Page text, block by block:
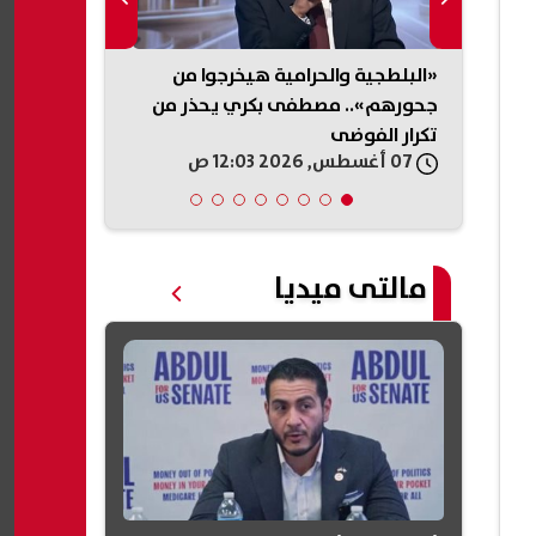
«البلطجية والحرامية هيخرجوا من
جحورهم».. مصطفى بكري يحذر من
تكرار الفوضى
مالتى ميديا